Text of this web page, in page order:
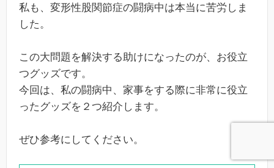
私も、変形性股関節症の闘病中は本当に苦労しま
した。
この大問題を解決する助けになったのが、お役立
つグッズです。
今回は、私の闘病中、家事をする際に非常に役立
ったグッズを２つ紹介します。
ぜひ参考にしてください。